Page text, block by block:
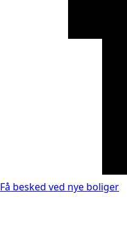
Få besked ved nye boliger